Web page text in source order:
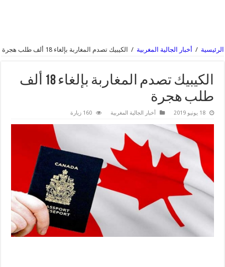
الرئيسية / أخبار الجالية المغربية / الكيبيك تصدم المغاربة بإلغاء 18 ألف طلب هجرة
الكيبيك تصدم المغاربة بإلغاء 18 ألف
طلب هجرة
18 يونيو 2019 أخبار الجالية المغربية 160 زيارة